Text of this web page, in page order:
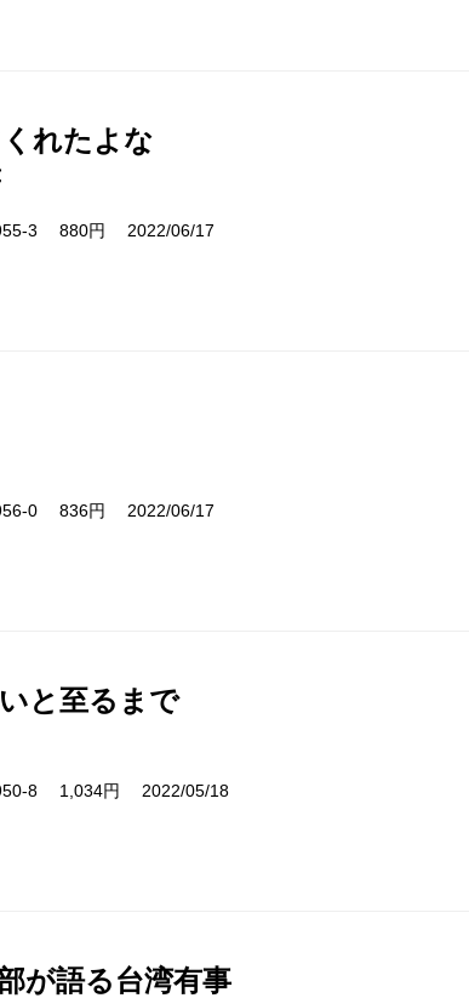
れたよな
3 880円 2022/06/17
0 836円 2022/06/17
と至るまで
8 1,034円 2022/05/18
が語る台湾有事